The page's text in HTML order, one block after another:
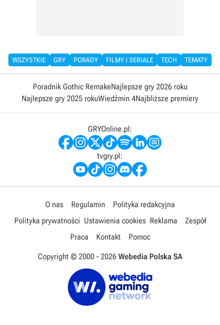
WSZYSTKIE GRY PORADY FILMY I SERIALE TECH TEMATY
Poradnik Gothic RemakeNajlepsze gry 2026 roku
Najlepsze gry 2025 rokuWiedźmin 4Najbliższe premiery
GRYOnline.pl:
tvgry.pl:
O nas Regulamin
Polityka redakcyjna
Polityka prywatności Ustawienia cookies Reklama
Zespół
Praca
Kontakt Pomoc
Copyright © 2000 - 2026 Webedia Polska SA